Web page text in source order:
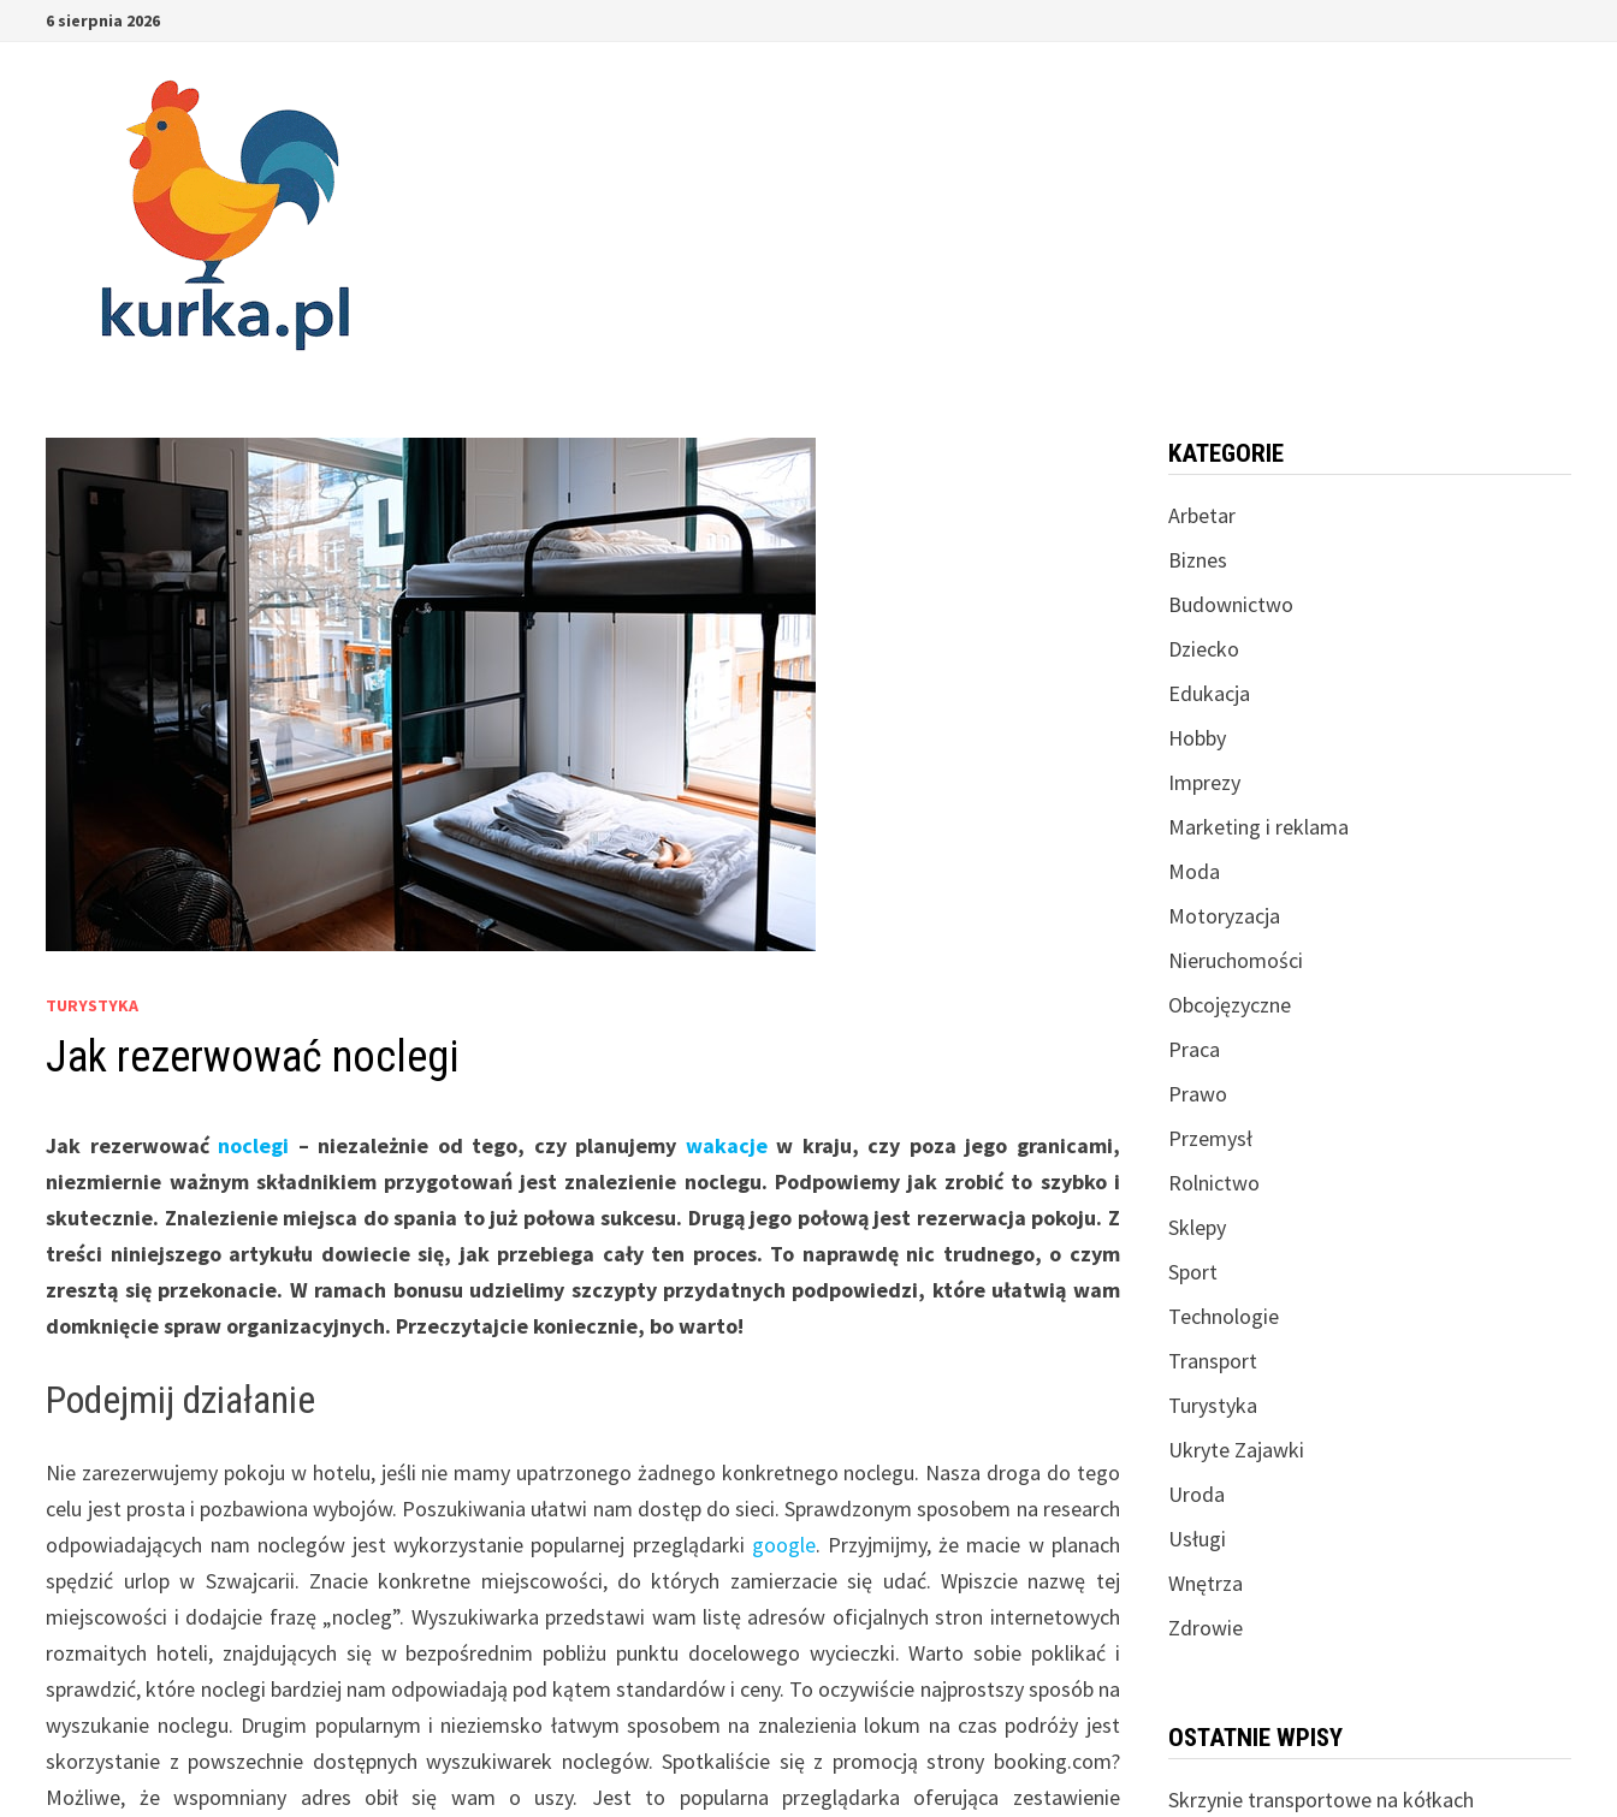
6 sierpnia 2026
TURYSTYKA
Jak rezerwować noclegi
Jak rezerwować noclegi – niezależnie od tego, czy planujemy wakacjew kraju, czy poza jego granicami,
niezmiernie ważnym składnikiem przygotowań jest znalezienie noclegu. Podpowiemy jak zrobić to szybko i
skutecznie. Znalezienie miejsca do spania to już połowa sukcesu. Drugą jego połową jest rezerwacja pokoju. Z
treści niniejszego artykułu dowiecie się, jak przebiega cały ten proces. To naprawdę nic trudnego, o czym
zresztą się przekonacie. W ramach bonusu udzielimy szczypty przydatnych podpowiedzi, które ułatwią wam
domknięcie spraw organizacyjnych. Przeczytajcie koniecznie, bo warto!
Podejmij działanie
Nie zarezerwujemy pokoju w hotelu, jeśli nie mamy upatrzonego żadnego konkretnego noclegu. Nasza droga do tego
celu jest prosta i pozbawiona wybojów. Poszukiwania ułatwi nam dostęp do sieci. Sprawdzonym sposobem na research
odpowiadających nam noclegów jest wykorzystanie popularnej przeglądarki google. Przyjmijmy, że macie w planach
spędzić urlop w Szwajcarii. Znacie konkretne miejscowości, do których zamierzacie się udać. Wpiszcie nazwę tej
miejscowości i dodajcie frazę „nocleg”. Wyszukiwarka przedstawi wam listę adresów oficjalnych stron internetowych
rozmaitych hoteli, znajdujących się w bezpośrednim pobliżu punktu docelowego wycieczki. Warto sobie poklikać i
sprawdzić, które noclegi bardziej nam odpowiadają pod kątem standardów i ceny. To oczywiście najprostszy sposób na
wyszukanie noclegu. Drugim popularnym i nieziemsko łatwym sposobem na znalezienia lokum na czas podróży jest
skorzystanie z powszechnie dostępnych wyszukiwarek noclegów. Spotkaliście się z promocją strony booking.com?
Możliwe, że wspomniany adres obił się wam o uszy. Jest to popularna przeglądarka oferująca zestawienie
KATEGORIE
Arbetar
Biznes
Budownictwo
Dziecko
Edukacja
Hobby
Imprezy
Marketing i reklama
Moda
Motoryzacja
Nieruchomości
Obcojęzyczne
Praca
Prawo
Przemysł
Rolnictwo
Sklepy
Sport
Technologie
Transport
Turystyka
Ukryte Zajawki
Uroda
Usługi
Wnętrza
Zdrowie
OSTATNIE WPISY
Skrzynie transportowe na kółkach